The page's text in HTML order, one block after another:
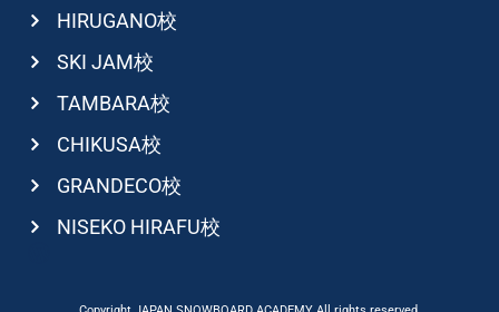
HIRUGANO校
SKI JAM校
TAMBARA校
CHIKUSA校
GRANDECO校
NISEKO HIRAFU校